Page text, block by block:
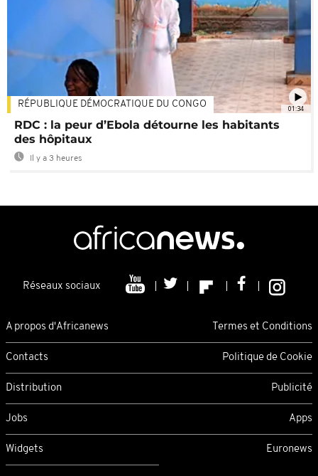
01:34
RÉPUBLIQUE DÉMOCRATIQUE DU CONGO
RDC : la peur d’Ebola détourne les habitants
des hôpitaux
Il y a 3 heures
Réseaux sociaux
A propos d'Africanews Termes et Conditions
Contacts Politique de Cookie
Distribution Publicité
Jobs Apps
Widgets Euronews